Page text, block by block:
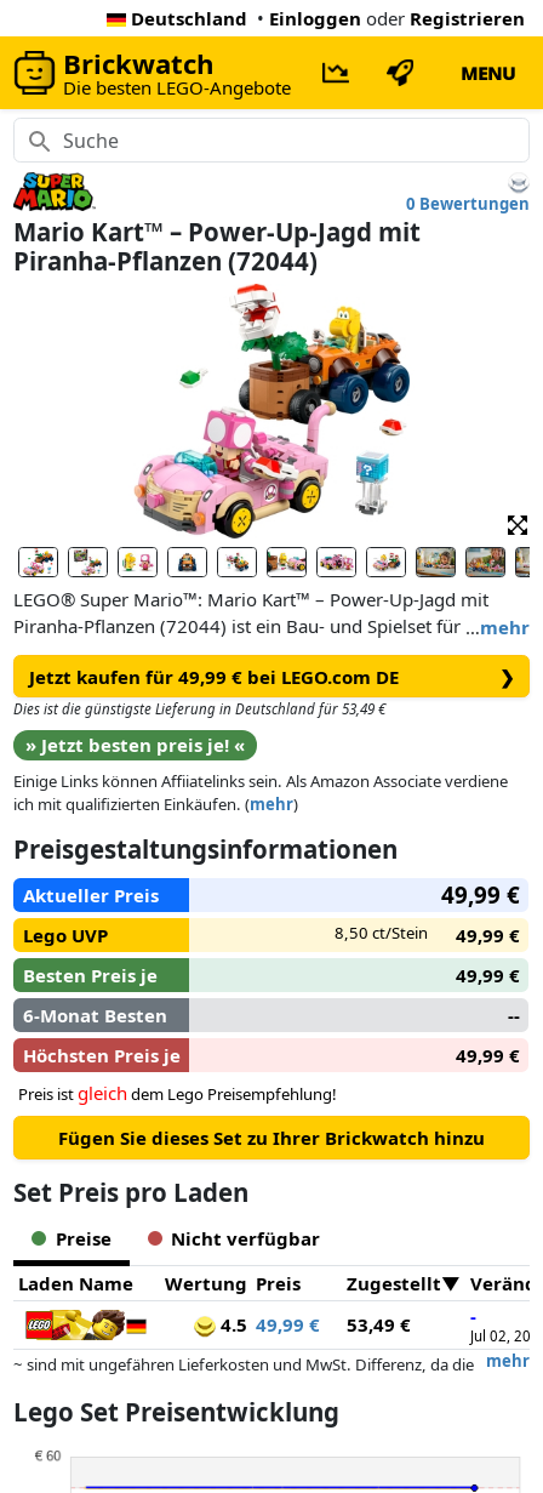
Deutschland • Einloggen oder Registrieren
Brickwatch
Die besten LEGO-Angebote
MENU
0 Bewertungen
Mario Kart™ – Power-Up-Jagd mit
Piranha-Pflanzen (72044)
…mehr
LEGO® Super Mario™: Mario Kart™ – Power-Up-Jagd mit
Piranha-Pflanzen (72044) ist ein Bau- und Spielset für Kinder.
Das Spielzeug ist ein grandioses LEGO® Super Mario™
Geschenk für Jungen, Mädchen und Gamer ab 8 Jahren. Für
packende Rollenspiele beinhaltet das Set detailreiche baubare
Modelle von Toadette im Katzen-Cabrio und von einem
Koopa im Tanuki-Buggy. Beide Karts haben eine Driftfunktion
und ein Muschelkatapult. Befestige die Piranha-Pflanze an
einem der Karts und schau dir an, wie sie sich bewegt, wenn
der Flitzer fährt.
Setz LEGO® Mario™, LEGO® Luigi™ oder LEGO® Peach™ aus
den separat erhältlichen Sets 71439, 71440, 71441 oder
72043 in eines der Karts, um interaktiv zu spielen und zum
Beispiel digitale Items aus der Itembox zu erhalten und
Mario Kart Sound-/Spezialeffekte beim Fahren zu erzeugen.
Jetzt kaufen für 49,99 € bei LEGO.com DE ❯
Dies ist die günstigste Lieferung in Deutschland für 53,49 €
» Jetzt besten preis je! «
Einige Links können Affiiatelinks sein. Als Amazon Associate verdiene
ich mit qualifizierten Einkäufen. (mehr)
Preisgestaltungsinformationen
Aktueller Preis 49,99 €
Lego UVP 8,50 ct/Stein
49,99 €
Besten Preis je
49,99 €
6-Monat Besten
--
Höchsten Preis je
49,99 €
Preis istgleich dem Lego Preisempfehlung!
Fügen Sie dieses Set zu Ihrer Brickwatch hinzu
Set Preis pro Laden
Preise
Nicht verfügbar
Laden Name
Wertung Preis Zugestellt
4.5 49,99 € 53,49 € -
Jul 02,
mehr
~ sind mit ungefähren Lieferkosten und MwSt. Differenz, da die
abweichen können.
Lego Set Preisentwicklung